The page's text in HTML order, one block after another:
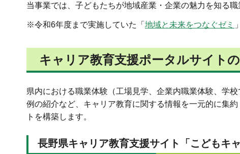
当事業では、子どもたちが地域産業・企業の魅力を知る
※令和6年度まで実施していた「 地域と未来をつなぐゼミ
キャリア教育支援ポータルサイト
県内における職業体験（工場見学、企業内職業体験、学
例の紹介など、キャリア教育に関する情報を一元的に集
トを構築します。
長野県キャリア教育支援サイト「こどもキ